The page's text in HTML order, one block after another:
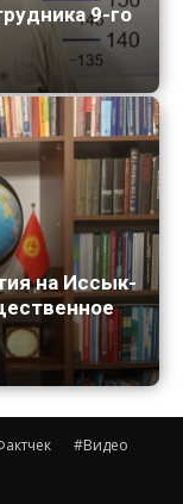
9-го
на Иссык-
#Видео